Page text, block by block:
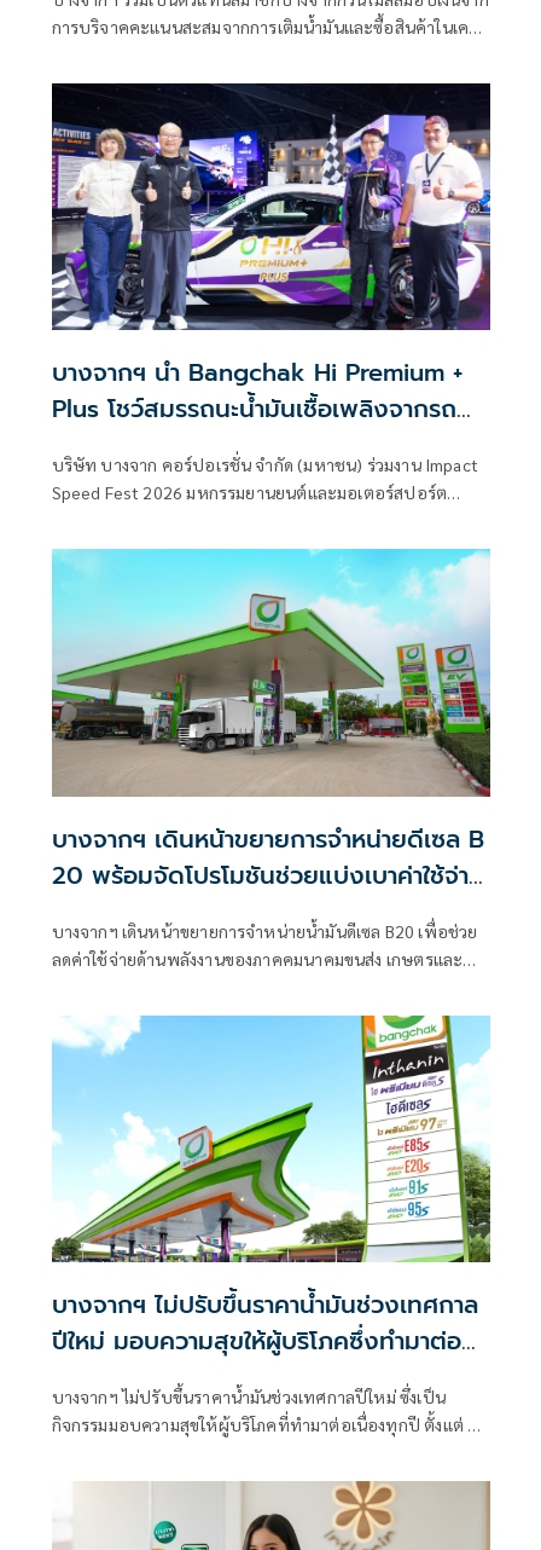
สร้างสรรค์สังคมไทยให้น่าอยู่
การบริจาคคะแนนสะสมจากการเติมน้ำมันและซื้อสินค้าในเครือ
3,600,000 บาท มอบให้แก่องค์กรสาธารณประโยชน์รวม 19
สอดคล้องกับแนวคิด Greenovative Destination ของสถานี
บริการน้ำมันบางจาก และเป็นการจับมือรวมน้ำใจก้าวไปด้วยกัน
ต่อเนื่องตลอด 20 ปี
บางจากฯ นำ Bangchak Hi Premium +
Plus โชว์สมรรถนะน้ำมันเชื้อเพลิงจากรถ
แข่งสู่รถคุณ ในงาน Impact Speed Fest
2026 เทศกาลสำหรับคนรักรถระดับประเทศ
บริษัท บางจาก คอร์ปอเรชั่น จำกัด (มหาชน) ร่วมงาน Impact
Speed Fest 2026 มหกรรมยานยนต์และมอเตอร์สปอร์ต
Premium + Plus น้ำมันคุณภาพสูงที่พัฒนาขึ้นมาเพื่อตอบ
โจทย์การขับขี่หลากหลายรูปแบบด้วยสมรรถนะที่มาพร้อมการ
ทำความสะอาดและปกป้องเครื่องยนต์ถึง 100%
บางจากฯ เดินหน้าขยายการจำหน่ายดีเซล B
20 พร้อมจัดโปรโมชันช่วยแบ่งเบาค่าใช้จ่าย
บางจากฯ เดินหน้าขยายการจำหน่ายน้ำมันดีเซล B20 เพื่อช่วย
ลดค่าใช้จ่ายด้านพลังงานของภาคคมนาคมขนส่ง เกษตรและ
ผลผลิตทางการเกษตรภายในประเทศ ช่วยสร้างมูลค่าเพิ่มให้กับ
ภาคการเกษตรของไทย
บางจากฯ ไม่ปรับขึ้นราคาน้ำมันช่วงเทศกาล
ปีใหม่ มอบความสุขให้ผู้บริโภคซึ่งทำมาต่อ
บางจากฯ ไม่ปรับขึ้นราคาน้ำมันช่วงเทศกาลปีใหม่ ซึ่งเป็น
กิจกรรมมอบความสุขให้ผู้บริโภคที่ทำมาต่อเนื่องทุกปี ตั้งแต่ 30